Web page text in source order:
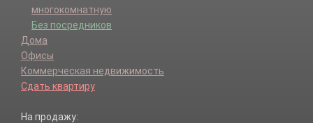
многокомнатную
Без посредников
Дома
Офисы
Коммерческая недвижимость
Сдать квартиру
На продажу: